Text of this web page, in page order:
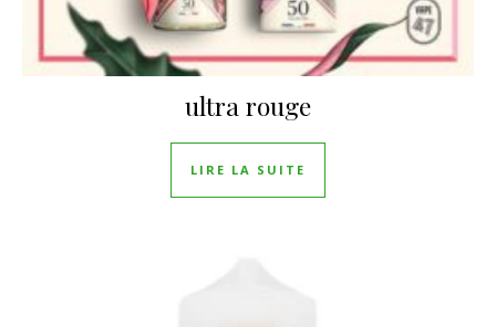
ultra rouge
LIRE LA SUITE